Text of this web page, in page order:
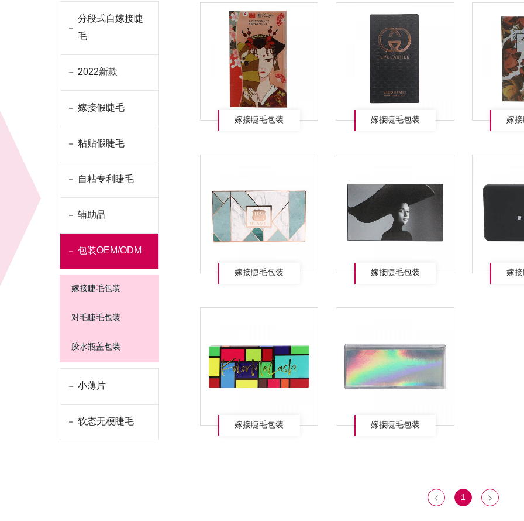
分段式自嫁接睫
毛
2022新款
嫁接假睫毛
粘贴假睫毛
自粘专利睫毛
辅助品
包装OEM/ODM
嫁接睫毛包装
对毛睫毛包装
胶水瓶盖包装
小薄片
软态无梗睫毛
嫁接睫毛包装 嫁接睫毛包装 嫁
嫁接睫毛包装 嫁接睫毛包装 嫁
嫁接睫毛包装 嫁接睫毛包装
1